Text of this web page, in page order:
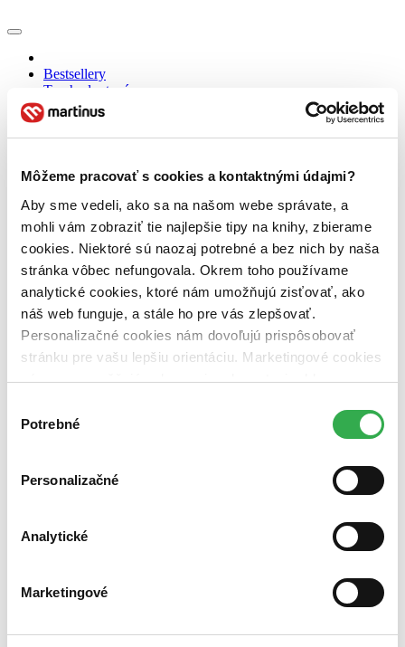
Môžeme pracovať s cookies a kontaktnými údajmi?
Aby sme vedeli, ako sa na našom webe správate, a
mohli vám zobraziť tie najlepšie tipy na knihy, zbierame
cookies. Niektoré sú naozaj potrebné a bez nich by naša
stránka vôbec nefungovala. Okrem toho používame
analytické cookies, ktoré nám umožňujú zisťovať, ako
náš web funguje, a stále ho pre vás zlepšovať.
Personalizačné cookies nám dovoľujú prispôsobovať
stránku pre vašu lepšiu orientáciu. Marketingové cookies
nám zas umožňujú zobrazenie relevantnej reklamy.
nám pomohlo, keby sme mohli používať všetky tieto
súhlasu
Potrebné
Personalizačné
Analytické
Marketingové
Bestsellery
Top hodnotené
Novinky
Najdrahšie
Najlacnejšie
Použité filtre
Zrušiť filtre
Knihyčítané